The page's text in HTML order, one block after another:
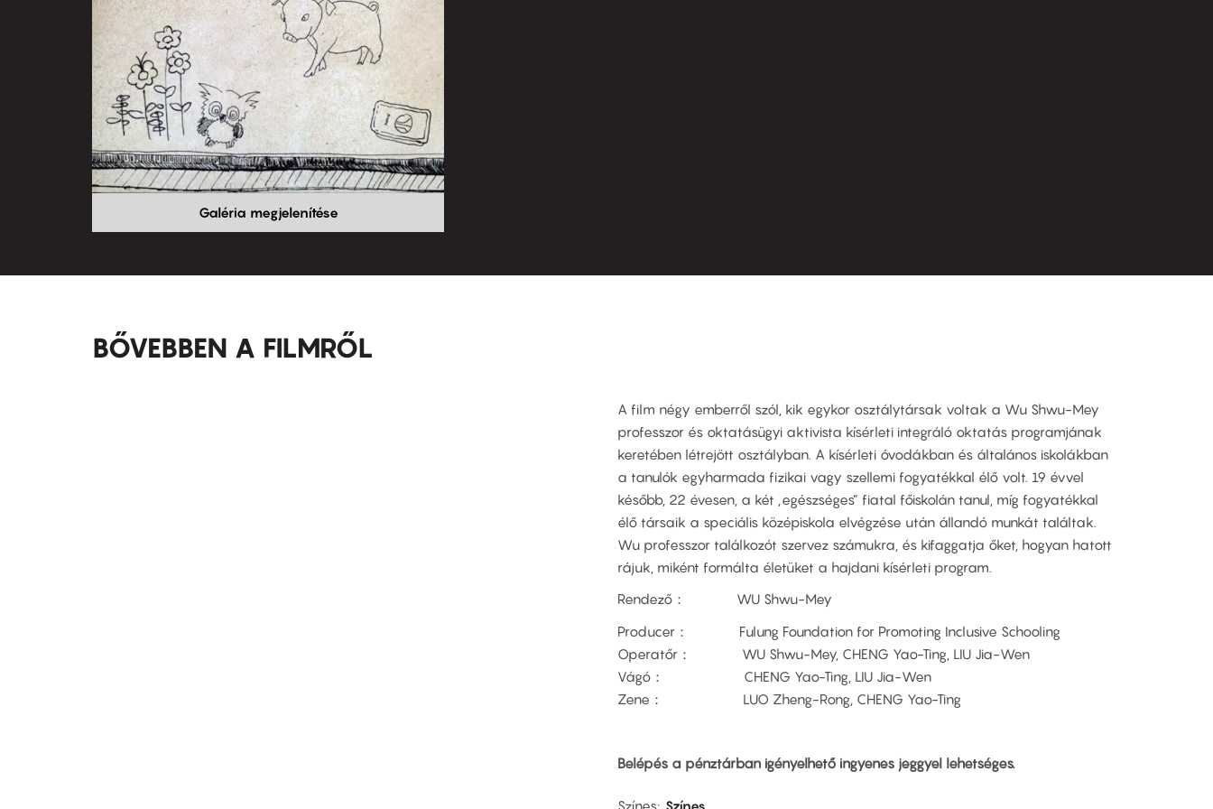
Galéria megjelenítése
BŐVEBBEN A FILMRŐL
A film négy emberről szól, kik egykor osztálytársak voltak a Wu Shwu-Mey
professzor és oktatásügyi aktivista kísérleti integráló oktatás programjának
keretében létrejött osztályban. A kísérleti óvodákban és általános iskolákban
a tanulók egyharmada fizikai vagy szellemi fogyatékkal élő volt. 19 évvel
később, 22 évesen, a két „egészséges” fiatal főiskolán tanul, míg fogyatékkal
élő társaik a speciális középiskola elvégzése után állandó munkát találtak.
Wu professzor találkozót szervez számukra, és kifaggatja őket, hogyan hatott
rájuk, miként formálta életüket a hajdani kísérleti program.
Rendező： WU Shwu-Mey
Producer： Fulung Foundation for Promoting Inclusive Schooling
Operatőr： WU Shwu-Mey, CHENG Yao-Ting, LIU Jia-Wen
Vágó： CHENG Yao-Ting, LIU Jia-Wen
Zene： LUO Zheng-Rong, CHENG Yao-Ting
Belépés a pénztárban igényelhető ingyenes jeggyel lehetséges.
Színes Színes